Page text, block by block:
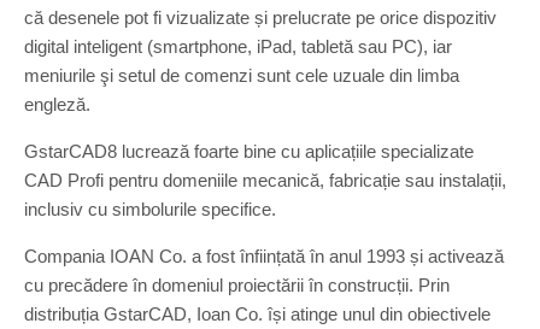
că desenele pot fi vizualizate și prelucrate pe orice dispozitiv
digital inteligent (smartphone, iPad, tabletă sau PC), iar
meniurile şi setul de comenzi sunt cele uzuale din limba
engleză.
GstarCAD8 lucrează foarte bine cu aplicațiile specializate
CAD Profi pentru domeniile mecanică, fabricație sau instalații,
inclusiv cu simbolurile specifice.
Compania IOAN Co. a fost înființată în anul 1993 și activează
cu precădere în domeniul proiectării în construcții. Prin
distribuția GstarCAD, Ioan Co. își atinge unul din obiectivele